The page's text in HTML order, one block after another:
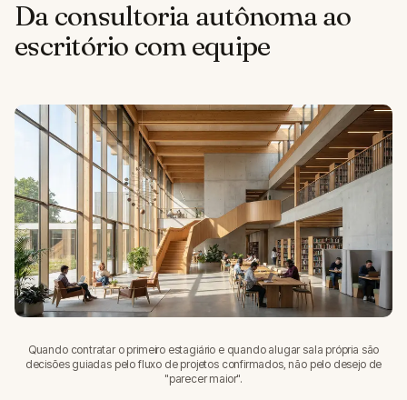
Da consultoria autônoma ao
escritório com equipe
Quando contratar o primeiro estagiário e quando alugar sala própria são
decisões guiadas pelo fluxo de projetos confirmados, não pelo desejo de
"parecer maior".